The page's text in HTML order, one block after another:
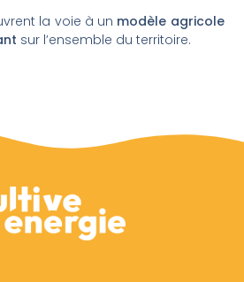
la voie à un modèle agricole
sur l’ensemble du territoire.